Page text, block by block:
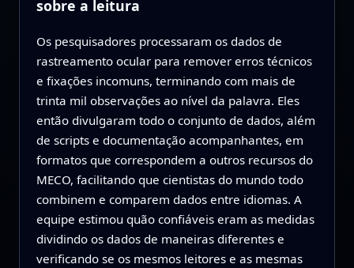
sobre a leitura
Os pesquisadores processaram os dados de
rastreamento ocular para remover erros técnicos
e fixações incomuns, terminando com mais de
trinta mil observações ao nível da palavra. Eles
então divulgaram todo o conjunto de dados, além
de scripts e documentação acompanhantes, em
formatos que correspondem a outros recursos do
MECO, facilitando que cientistas do mundo todo
combinem e comparem dados entre idiomas. A
equipe estimou quão confiáveis eram as medidas
dividindo os dados de maneiras diferentes e
verificando se os mesmos leitores e as mesmas